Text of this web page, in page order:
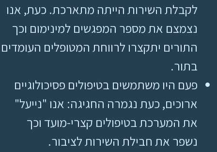
לקבלת השירות הייתה מתארכת. כעת, אנו
נצמצם את מספר המפגשים למינימום וכך
התורים יתקצרו לרווחת המטופלים העומדים
בתור.
פעם היו משתמשים בטיפולים פסיכולוגיים
ארוכים, כעת נגמרה החגיגה: אנו "נייעל"
את המערכת בטיפולים קצרי-מועד וכך
נשפר את חבילת השירות לציבור.